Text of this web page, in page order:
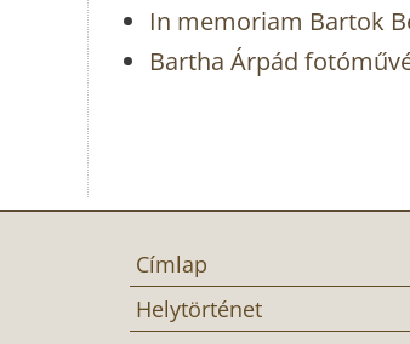
In memoriam Bartok
Bartha Árpád
Címlap
Helytörténet